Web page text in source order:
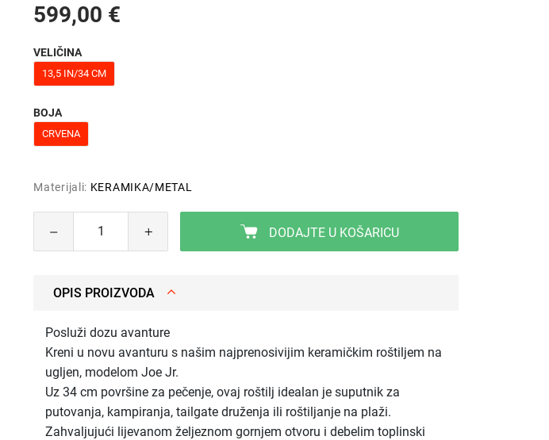
599,00 €
VELIČINA
13,5 IN/34 CM
BOJA
CRVENA
Materijali: KERAMIKA/METAL
DODAJTE U KOŠARICU
OPIS PROIZVODA
Posluži dozu avanture
Kreni u novu avanturu s našim najprenosivijim keramičkim roštiljem na
ugljen, modelom Joe Jr.
Uz 34 cm površine za pečenje, ovaj roštilj idealan je suputnik za
putovanja, kampiranja, tailgate druženja ili roštiljanje na plaži.
Zahvaljujući lijevanom željeznom gornjem otvoru i debelim toplinski